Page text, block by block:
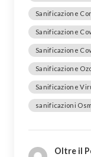
Sanificazione
Sanificazione
Sanificazione
Sanificazione
Sanificazione
sanificazioni
Oltre il